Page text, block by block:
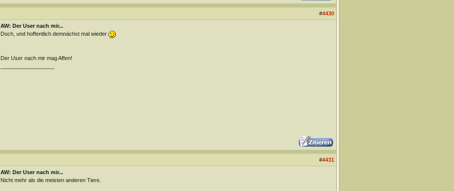
#4430
AW: Der User nach mir...
Doch, und hoffentlich demnächst mal wieder
Der User nach mir mag Affen!
#4431
AW: Der User nach mir...
Nicht mehr als die meisten anderen Tiere.